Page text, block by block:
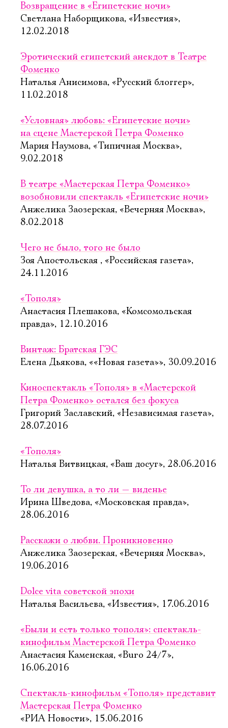
Возвращение в «Египетские ночи»
Светлана Наборщикова, «Известия»,
12.02.2018
Эротический египетский анекдот в Театре
Фоменко
Наталья Анисимова, «Русский блоггер»,
11.02.2018
«Условная» любовь: «Египетские ночи»
на сцене Мастерской Петра Фоменко
Мария Наумова, «Типичная Москва»,
9.02.2018
В театре «Мастерская Петра Фоменко»
возобновили спектакль «Египетские ночи»
Анжелика Заозерская, «Вечерняя Москва»,
8.02.2018
Чего не было, того не было
Зоя Апостольская , «Российская газета»,
24.11.2016
«Тополя»
Анастасия Плешакова, «Комсомольская
правда», 12.10.2016
Винтаж: Братская ГЭС
Елена Дьякова, ««Новая газета»», 30.09.2016
Киноспектакль «Тополя» в «Мастерской
Петра Фоменко» остался без фокуса
Григорий Заславский, «Независимая газета»,
28.07.2016
«Тополя»
Наталья Витвицкая, «Ваш досуг», 28.06.2016
То ли девушка, а то ли — виденье
Ирина Шведова, «Московская правда»,
28.06.2016
Расскажи о любви. Проникновенно
Анжелика Заозерская, «Вечерняя Москва»,
19.06.2016
Dolce vita советской эпохи
Наталья Васильева, «Известия», 17.06.2016
«Были и есть только тополя»: спектакль-
кинофильм Мастерской Петра Фоменко
Анастасия Каменская, «Buro 24/7»,
16.06.2016
Спектакль-кинофильм «Тополя» представит
Мастерская Петра Фоменко
«РИА Новости», 15.06.2016